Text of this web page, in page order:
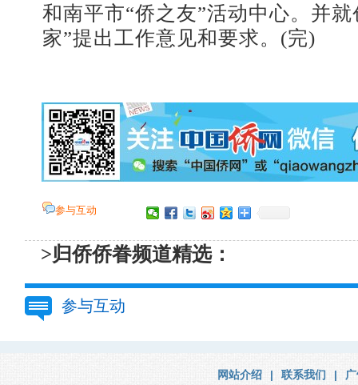
和南平市“侨之友”活动中心。并
家”提出工作意见和要求。(完)
参与互动
>归侨侨眷频道精选：
参与互动
网站介绍 | 联系我们 |